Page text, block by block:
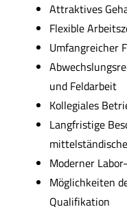
Attraktives
Flexible
Umfangreicher
und Feldarbeit
Kollegiales
Langfristige
Moderner
Möglichkeiten
Qualifikation